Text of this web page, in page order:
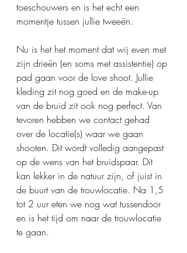
toeschouwers en is het echt een
momentje tussen jullie tweeën.
Nu is het het moment dat wij even met
zijn drieën (en soms met assistentie) op
pad gaan voor de love shoot. Jullie
kleding zit nog goed en de make-up
van de bruid zit ook nog perfect. Van
tevoren hebben we contact gehad
over de locatie(s) waar we gaan
shooten. Dit wordt volledig aangepast
op de wens van het bruidspaar. Dit
kan lekker in de natuur zijn, of juist in
de buurt van de trouwlocatie. Na 1,5
tot 2 uur eten we nog wat tussendoor
en is het tijd om naar de trouwlocatie
te gaan.